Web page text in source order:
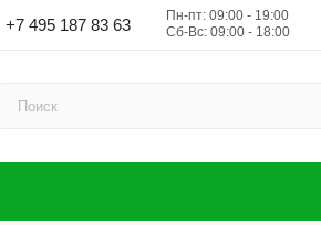
+7 495 187 83 63
Пн-пт: 09:00 - 19:00
Сб-Вс: 09:00 - 18:00